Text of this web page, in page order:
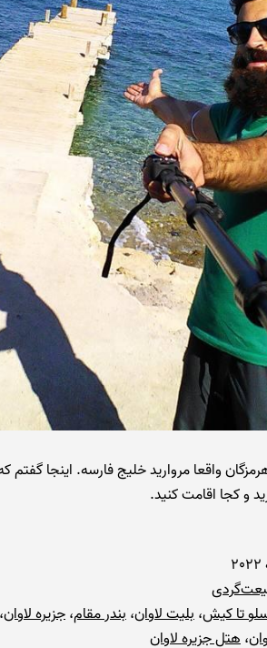
واقعا مروارید خلیج فارسه. اینجا گفتم
و کجا اقامت کنید.
تا کیش، بلیت لاوان، بندر مقام، جزیره لاوان،
، هتل جزیره لاوان